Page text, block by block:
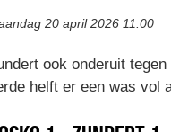
20 april 2026 11:00
ook onderuit
helft er een was vol